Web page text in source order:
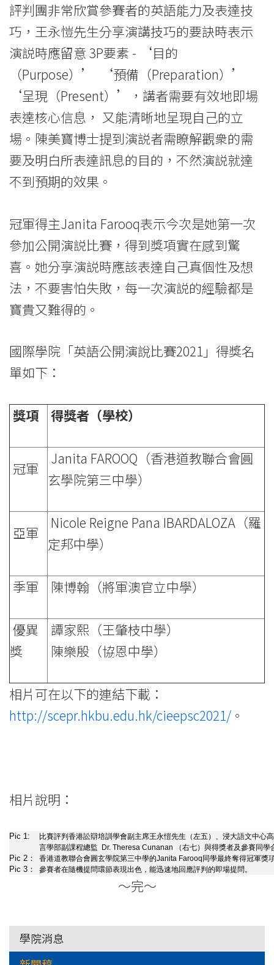
開
演
講
技
巧
學
消
息
國
學
院
港
會
大
學
評判團非常欣賞參賽者的英語能力及表達技
巧，王永愷先生分享演講技巧的要訣時表示
演説時應留意 3P要素 - ‘目的
（Purpose）’ ‘預備（Preparation）’
‘呈現（Present）’，講者需要有效地即場
表達核心信息， 又能清晰地呈現自己的立
場。陳美寶博士提到演説者需瞭解觀衆的需
要及明白所表達訊息的目的，不然演説就達
不到預期的效果。
冠軍得主Janita Farooq表示今次是她第一次
參加公開演説比賽，得到獎項實在感到驚
喜。她分享演説時應該表達自己真個性及想
法，不要害怕失敗，每一次演説的經驗都是
寶貴又難得的。
國際學院「英語公開演說比賽2021」得獎名
單如下：
獎項 得獎者（學校）
冠軍
Janita FAROOQ（香港道教聯合會圓
玄學院第三中學）
亞軍
Nicole Reigne Pana IBARDALOZA（羅
定邦中學）
季軍 陳博翰（將軍澳官立中學）
優異
獎
譚家熙（王肇枝中學）
陳樂殷（協恩中學）
相片可在以下的連結下載：
http://scepr.hkbu.edu.hk/cieepsc2021/ 。
相片說明：
Pic 1:
比賽評判香港訟辯培訓學會副主席王永愷先生（左五）、浸大語文中心
言學部副課程總監 Dr. Theresa Cunanan （右七）與得獎者及參賽同學
Pic 2： 香港道教聯合會圓玄學院第三中學的Janita Farooq同學最終奪得冠軍獎
Pic 3： 參賽者在隨機提問環節表現出色，能迅速地回應評判的即場提問。
～完～
學院消息